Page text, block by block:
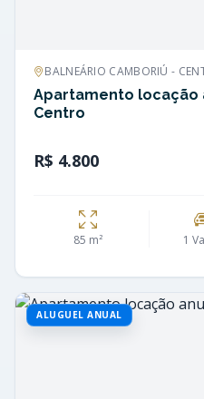
BALNEÁRIO CAMBORIÚ -
Apartamento locação
Centro
R$ 4.800
85 m² 1
ALUGUEL ANUAL